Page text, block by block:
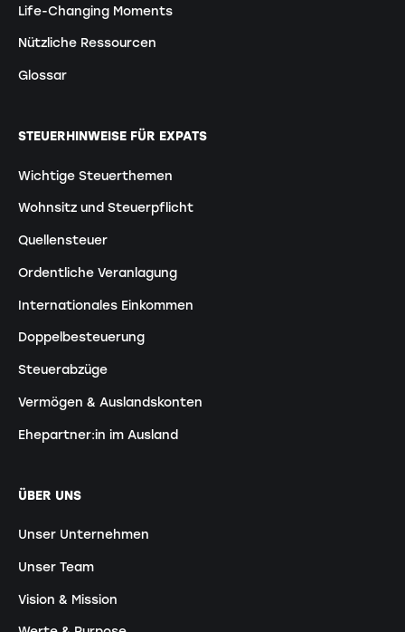
Life-Changing Moments
Nützliche Ressourcen
Glossar
STEUERHINWEISE FÜR EXPATS
Wichtige Steuerthemen
Wohnsitz und Steuerpflicht
Quellensteuer
Ordentliche Veranlagung
Internationales Einkommen
Doppelbesteuerung
Steuerabzüge
Vermögen & Auslandskonten
Ehepartner:in im Ausland
ÜBER UNS
Unser Unternehmen
Unser Team
Vision & Mission